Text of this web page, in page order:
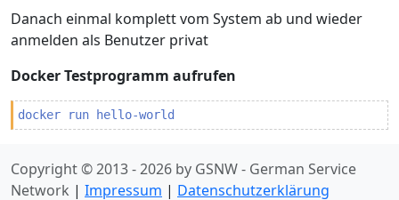
Danach einmal komplett vom System ab und wieder
anmelden als Benutzer privat
Docker Testprogramm aufrufen
docker run hello-world
Copyright © 2013 - 2026 by GSNW - German Service
Network | Impressum | Datenschutzerklärung